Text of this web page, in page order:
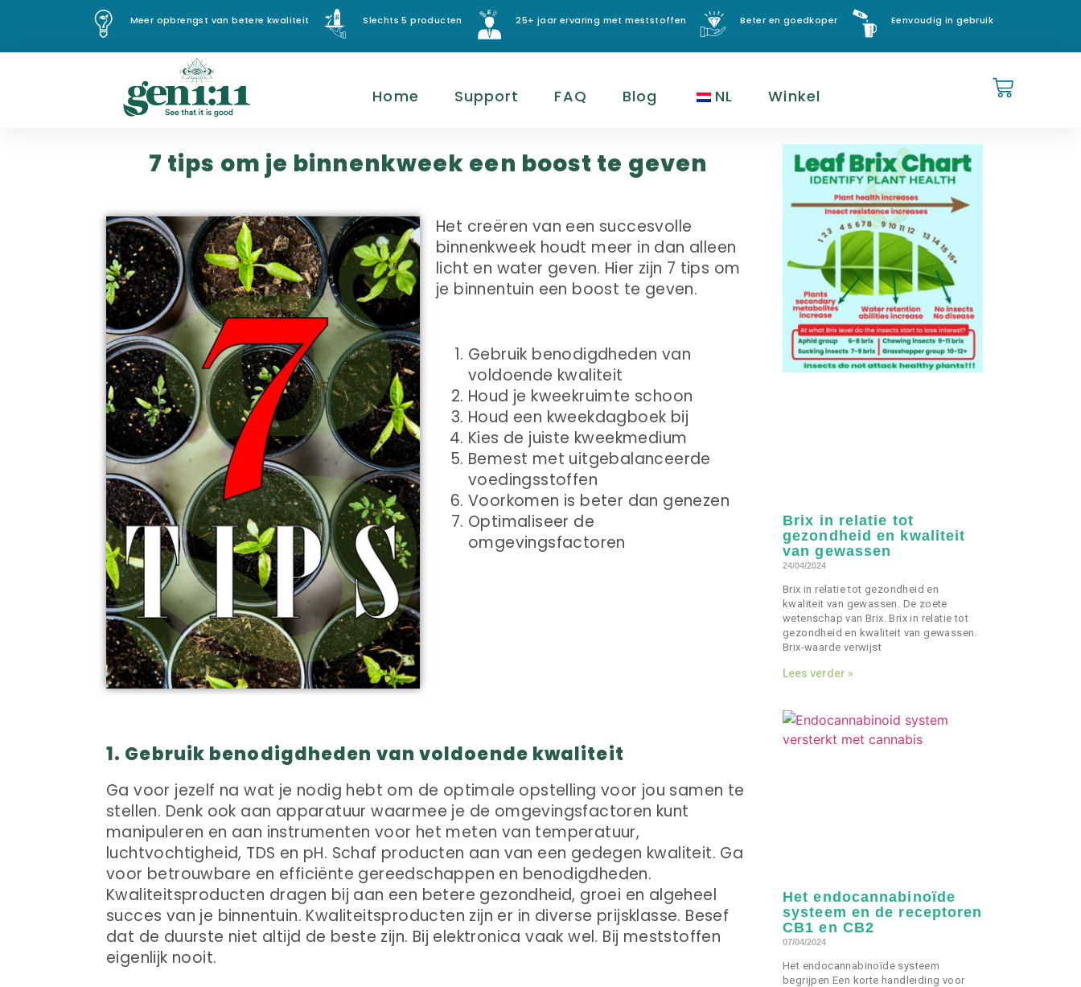
Meer opbrengst van betere kwaliteit Slechts 5 producten 25+ jaar ervaring met meststoffen Beter en goedkoper Eenvoudig in gebruik
Home Support FAQ Blog NL Winkel
7 tips om je binnenkweek een boost te geven
Het creëren van een succesvolle
binnenkweek houdt meer in dan alleen
licht en water geven. Hier zijn 7 tips om
je binnentuin een boost te geven.
Gebruik benodigdheden van
voldoende kwaliteit
Houd je kweekruimte schoon
Houd een kweekdagboek bij
Kies de juiste kweekmedium
Bemest met uitgebalanceerde
voedingsstoffen
Voorkomen is beter dan genezen
Optimaliseer de
omgevingsfactoren
1. Gebruik benodigdheden van voldoende kwaliteit
Ga voor jezelf na wat je nodig hebt om de optimale opstelling voor jou samen te
stellen. Denk ook aan apparatuur waarmee je de omgevingsfactoren kunt
manipuleren en aan instrumenten voor het meten van temperatuur,
luchtvochtigheid, TDS en pH. Schaf producten aan van een gedegen kwaliteit. Ga
voor betrouwbare en efficiënte gereedschappen en benodigdheden.
Kwaliteitsproducten dragen bij aan een betere gezondheid, groei en algeheel
succes van je binnentuin. Kwaliteitsproducten zijn er in diverse prijsklasse. Besef
dat de duurste niet altijd de beste zijn. Bij elektronica vaak wel. Bij meststoffen
eigenlijk nooit.
Brix in relatie tot
gezondheid en kwaliteit
van gewassen
24/04/2024
Brix in relatie tot gezondheid en
kwaliteit van gewassen. De zoete
wetenschap van Brix. Brix in relatie tot
gezondheid en kwaliteit van gewassen.
Brix-waarde verwijst
Lees verder »
Het endocannabinoïde
systeem en de receptoren
CB1 en CB2
07/04/2024
Het endocannabinoïde systeem
begrijpen Een korte handleiding voor